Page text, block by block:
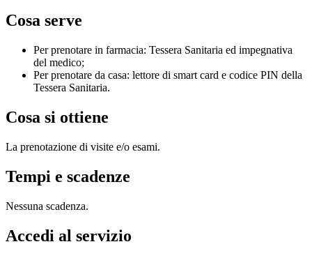
Cosa serve
Per prenotare in farmacia: Tessera Sanitaria ed impegnativa
del medico;
Per prenotare da casa: lettore di smart card e codice PIN della
Tessera Sanitaria.
Cosa si ottiene
La prenotazione di visite e/o esami.
Tempi e scadenze
Nessuna scadenza.
Accedi al servizio